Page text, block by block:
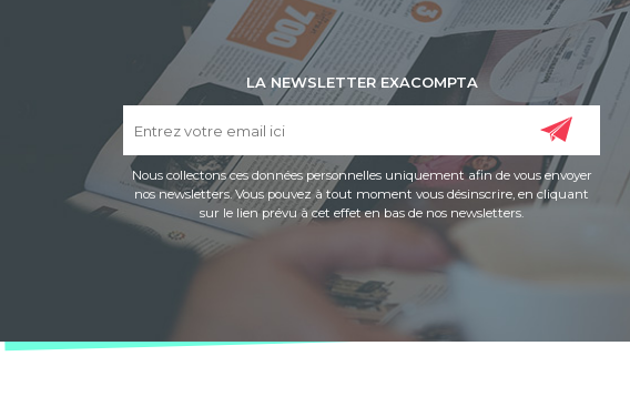
LA NEWSLETTER EXACOMPTA
Nous collectons ces données personnelles uniquement afin de vous envoyer
nos newsletters. Vous pouvez à tout moment vous désinscrire, en cliquant
sur le lien prévu à cet effet en bas de nos newsletters.